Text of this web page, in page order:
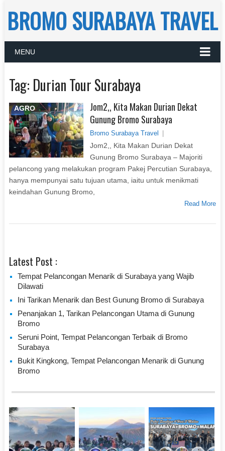
BROMO SURABAYA TRAVEL
MENU
Tag: Durian Tour Surabaya
AGRO
Jom2,, Kita Makan Durian Dekat
Gunung Bromo Surabaya
Bromo Surabaya Travel
Jom2,, Kita Makan Durian Dekat
Gunung Bromo Surabaya – Majoriti
pelancong yang melakukan program Pakej Percutian Surabaya,
hanya mempunyai satu tujuan utama, iaitu untuk menikmati
keindahan Gunung Bromo,
Read More
Latest Post :
Tempat Pelancongan Menarik di Surabaya yang Wajib
Dilawati
Ini Tarikan Menarik dan Best Gunung Bromo di Surabaya
Penanjakan 1, Tarikan Pelancongan Utama di Gunung
Bromo
Seruni Point, Tempat Pelancongan Terbaik di Bromo
Surabaya
Bukit Kingkong, Tempat Pelancongan Menarik di Gunung
Bromo